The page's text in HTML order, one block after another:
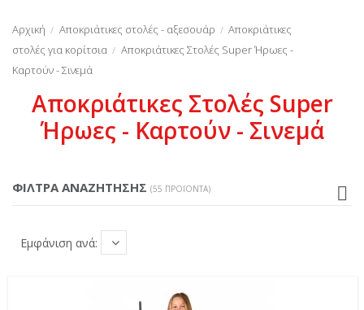
Αρχική Αποκριάτικες στολές - αξεσουάρ
Αποκριάτικες
στολές για κορίτσια
Αποκριάτικες Στολές Super Ήρωες -
Καρτούν - Σινεμά
Αποκριάτικες Στολές Super
Ήρωες - Καρτούν - Σινεμά
Εμφάνιση ανά:
ΦΙΛΤΡΑ ΑΝΑΖΗΤΗΣΗΣ (55 ΠΡΟΪΌΝΤΑ)